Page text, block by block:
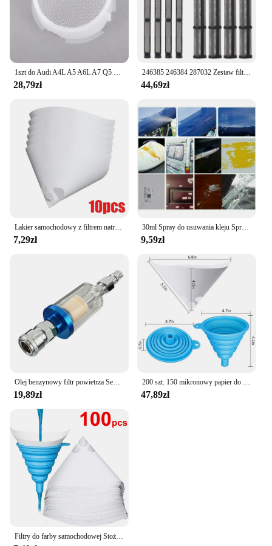
28,79zł
246385 246384 287032 Zestaw filtra natryskowego bezpowietrznego do opryskiwaczy Graco 390 395 490 495 595 3400
44,69zł
7,29zł
30ml Spray do usuwania kleju Spray do usuwania kleju Części zamienne do samochodów Zapasowy wygodny spray do domów Naklejka Klej samoprzylepny
9,59zł
19,89zł 47,89zł
Filtry do farby samochodowej Stożkowy filtr do farby Siatkowy lejek Jednorazowy papierowy filtr do farby w sprayu Stożkowe nylonowe lejki papierowe Narzędzia